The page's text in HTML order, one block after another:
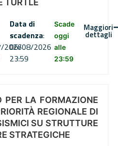
TURTLE
2026
Data di
scadenza:
06/08/2026
23:59
Scade
oggi
alle
23:59
Maggiori
dettagli
PER LA FORMAZIONE
REGIONALE DI
SU STRUTTURE
STRATEGICHE